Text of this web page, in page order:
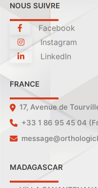
NOUS SUIVRE
Facebook
Instagram
LinkedIn
FRANCE
17, Avenue de
+33 1 86 95 45 04
MADAGASCAR